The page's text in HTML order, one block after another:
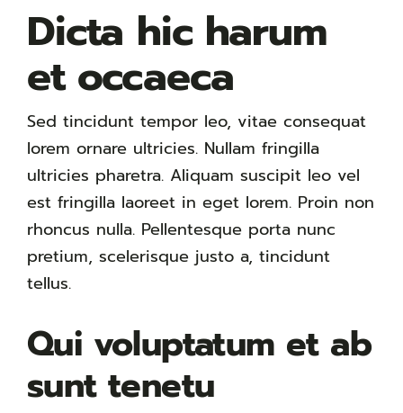
Dicta hic harum
et occaeca
Sed tincidunt tempor leo, vitae consequat
lorem ornare ultricies. Nullam fringilla
ultricies pharetra. Aliquam suscipit leo vel
est fringilla laoreet in eget lorem. Proin non
rhoncus nulla. Pellentesque porta nunc
pretium, scelerisque justo a, tincidunt
tellus.
Qui voluptatum et ab
sunt tenetu